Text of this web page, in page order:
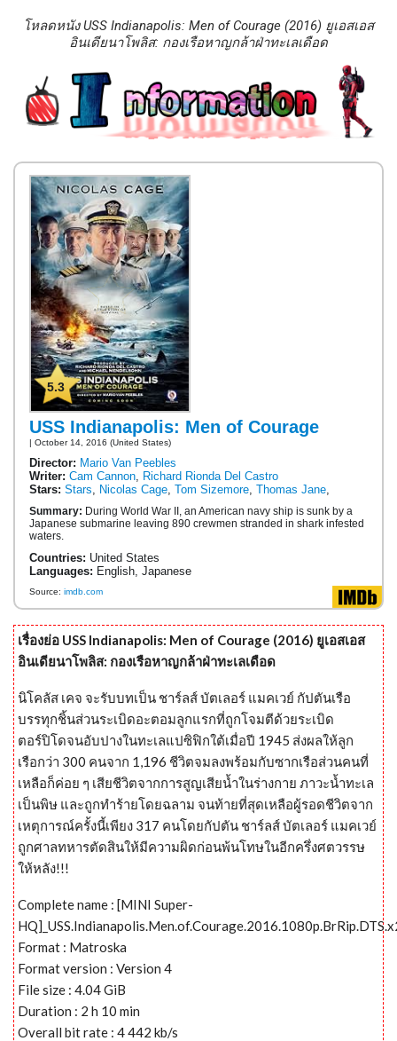
โหลดหนัง USS Indianapolis: Men of Courage (2016) ยูเอสเอส
อินเดียนาโพลิส: กองเรือหาญกล้าฝ่าทะเลเดือด
5.3
USS Indianapolis: Men of Courage
| October 14, 2016 (United States)
Director: Mario Van Peebles
Writer: Cam Cannon Richard Rionda Del Castro
Stars: Stars Nicolas Cage Tom Sizemore Thomas Jane
Summary: During World War II, an American navy ship is sunk by a
Japanese submarine leaving 890 crewmen stranded in shark infested
waters.
Countries: United States
Languages: English, Japanese
Source: imdb.com
เรื่องย่อ USS Indianapolis: Men of Courage (2016) ยูเอสเอส
อินเดียนาโพลิส: กองเรือหาญกล้าฝ่าทะเลเดือด
นิโคลัส เคจ จะรับบทเป็น ชาร์ลส์ บัตเลอร์ แมคเวย์ กัปตันเรือ
บรรทุกชิ้นส่วนระเบิดอะตอมลูกแรกที่ถูกโจมตีด้วยระเบิด
ตอร์ปิโดจนอับปางในทะเลแปซิฟิกใต้เมื่อปี 1945 ส่งผลให้ลูก
เรือกว่า 300 คนจาก 1,196 ชีวิตจมลงพร้อมกับซากเรือส่วนคนที่
เหลือก็ค่อย ๆ เสียชีวิตจากการสูญเสียน้ำในร่างกาย ภาวะน้ำทะเล
เป็นพิษ และถูกทำร้ายโดยฉลาม จนท้ายที่สุดเหลือผู้รอดชีวิตจาก
เหตุการณ์ครั้งนี้เพียง 317 คนโดยกัปตัน ชาร์ลส์ บัตเลอร์ แมคเวย์
ถูกศาลทหารตัดสินให้มีความผิดก่อนพ้นโทษในอีกครึ่งศตวรรษ
ให้หลัง!!!
Complete name : [MINI Super-
Format : Matroska
Format version : Version 4
File size : 4.04 GiB
Duration : 2 h 10 min
Overall bit rate : 4 442 kb/s